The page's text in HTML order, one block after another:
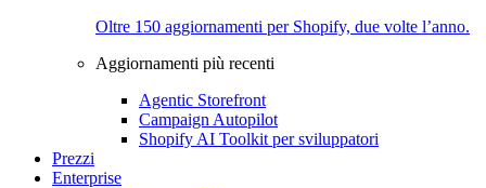
Oltre 150 aggiornamenti per Shopify, due volte l’anno.
Aggiornamenti più recenti
Agentic Storefront
Campaign Autopilot
Shopify AI Toolkit per sviluppatori
Prezzi
Enterprise